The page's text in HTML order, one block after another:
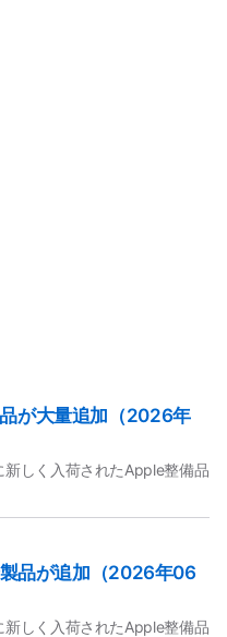
が大量追加（2026年
しく入荷されたApple整備品
品が追加（2026年06
しく入荷されたApple整備品